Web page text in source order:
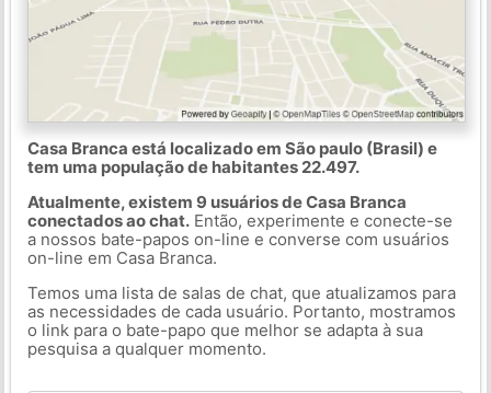
Casa Branca está localizado em São paulo (Brasil) e
tem uma população de habitantes 22.497.
Atualmente, existem 9 usuários de Casa Branca
conectados ao chat.Então, experimente e conecte-se
a nossos bate-papos on-line e converse com usuários
on-line em Casa Branca.
Temos uma lista de salas de chat, que atualizamos para
as necessidades de cada usuário. Portanto, mostramos
o link para o bate-papo que melhor se adapta à sua
pesquisa a qualquer momento.